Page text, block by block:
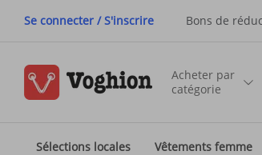
Se connecter / S'inscrire Bons de
Acheter par
catégorie
Sélections locales Vêtements femme